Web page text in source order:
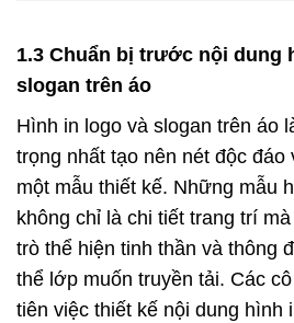
1.3 Chuẩn bị trước nội dung
slogan trên áo
Hình in logo và slogan trên áo
trọng nhất tạo nên nét độc đáo
một mẫu thiết kế. Những mẫu
không chỉ là chi tiết trang trí
trò thể hiện tinh thần và thông
thể lớp muốn truyền tải. Các
tiên việc thiết kế nội dung hình